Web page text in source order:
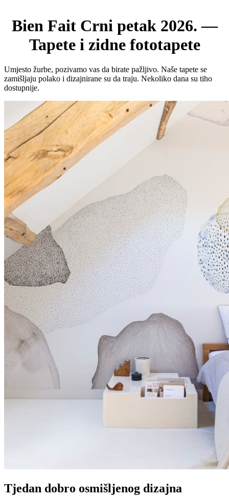
Bien Fait Crni petak 2026. —
Tapete i zidne fototapete
Umjesto žurbe, pozivamo vas da birate pažljivo. Naše tapete se
zamišljaju polako i dizajnirane su da traju. Nekoliko dana su tiho
dostupnije.
Tjedan dobro osmišljenog dizajna